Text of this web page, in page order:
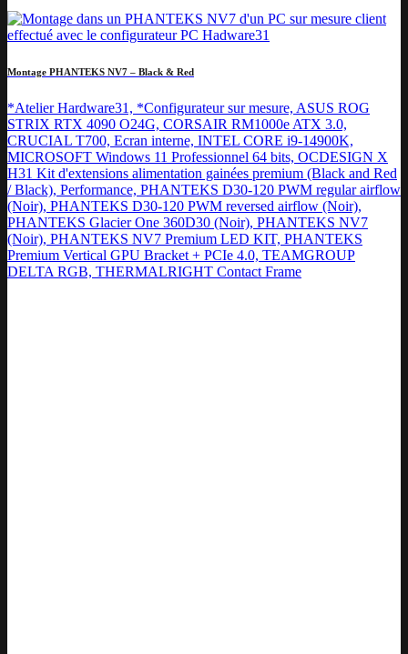
Montage PHANTEKS NV7 – Black & Red
*Atelier Hardware31, *Configurateur sur mesure, ASUS ROG
STRIX RTX 4090 O24G, CORSAIR RM1000e ATX 3.0,
CRUCIAL T700, Ecran interne, INTEL CORE i9-14900K,
MICROSOFT Windows 11 Professionnel 64 bits, OCDESIGN X
H31 Kit d'extensions alimentation gainées premium (Black and Red
/ Black), Performance, PHANTEKS D30-120 PWM regular airflow
(Noir), PHANTEKS D30-120 PWM reversed airflow (Noir),
PHANTEKS Glacier One 360D30 (Noir), PHANTEKS NV7
(Noir), PHANTEKS NV7 Premium LED KIT, PHANTEKS
Premium Vertical GPU Bracket + PCIe 4.0, TEAMGROUP
DELTA RGB, THERMALRIGHT Contact Frame